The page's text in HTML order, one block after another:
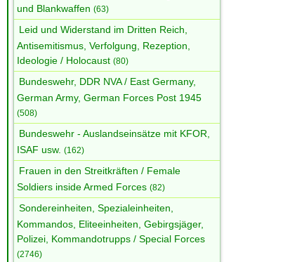
und Blankwaffen (63)
Leid und Widerstand im Dritten Reich,
Antisemitismus, Verfolgung, Rezeption,
Ideologie / Holocaust (80)
Bundeswehr, DDR NVA / East Germany,
German Army, German Forces Post 1945
(508)
Bundeswehr - Auslandseinsätze mit KFOR,
ISAF usw. (162)
Frauen in den Streitkräften / Female
Soldiers inside Armed Forces (82)
Sondereinheiten, Spezialeinheiten,
Kommandos, Eliteeinheiten, Gebirgsjäger,
Polizei, Kommandotrupps / Special Forces
(2746)